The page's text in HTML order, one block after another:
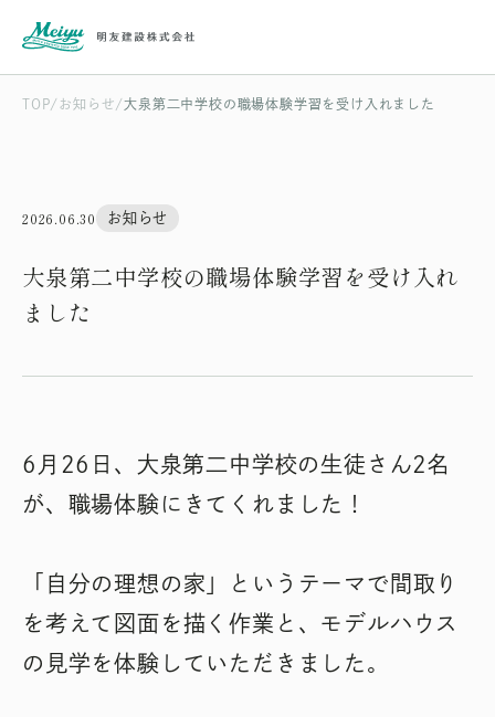
TOP お知らせ 大泉第二中学校の職場体験学習を受け入れました
2026.06.30 お知らせ
大泉第二中学校の職場体験学習を受け入れ
ました
6月26日、大泉第二中学校の生徒さん2名
が、職場体験にきてくれました！
「自分の理想の家」というテーマで間取り
を考えて図面を描く作業と、モデルハウス
の見学を体験していただきました。